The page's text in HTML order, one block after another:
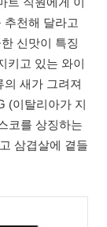
트 직원에게 이
추천해 달라고
신맛이 특징
키고 있는 와이
새가 그려져
(이탈리아가 지
코를 상징하는
삼겹살에 곁들